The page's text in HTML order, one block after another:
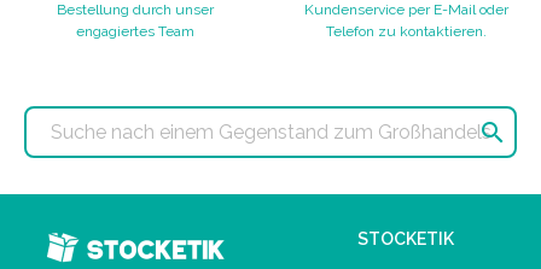
Bestellung durch unser
engagiertes Team
Kundenservice per E-Mail oder
Telefon zu kontaktieren.

STOCKETIK